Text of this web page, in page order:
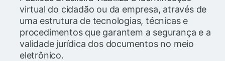
virtual do cidadão ou da empresa, através de
uma estrutura de tecnologias, técnicas e
procedimentos que garantem a segurança e a
validade jurídica dos documentos no meio
eletrônico.